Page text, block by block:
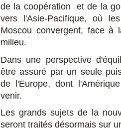
de la coopération et de la
vers l'Asie-Pacifique, où
Moscou convergent, face à
milieu.
Dans une perspective
être assuré par un seule
de l'Europe, dont
venir.
Les grands sujets de la
seront traités désormais sur